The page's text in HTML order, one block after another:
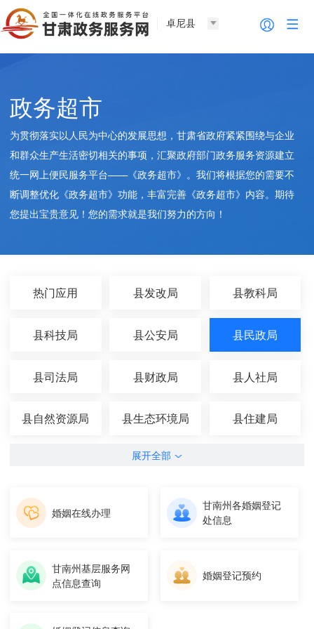
卓尼县
政务超市
为贯彻落实以人民为中心的发展思想，甘肃省政府紧紧围绕与企业
和群众生产生活密切相关的事项，汇聚政府部门政务服务资源建立
统一网上便民服务平台——《政务超市》。我们将根据您的需要不
断调整优化《政务超市》功能，丰富完善《政务超市》内容。期待
您提出宝贵意见！您的需求就是我们努力的方向！
热门应用 县发改局 县教科局
县科技局 县公安局 县民政局
县司法局 县财政局 县人社局
县自然资源局 县生态环境局 县住建局
展开全部
婚姻在线办理
甘南州各婚姻登记
处信息
甘南州基层服务网
点信息查询
婚姻登记预约